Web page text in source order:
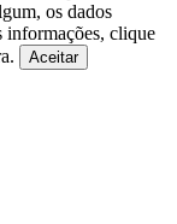
os dados
informações, clique
Aceitar